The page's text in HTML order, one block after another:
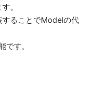
。
ることでModelの代
です。